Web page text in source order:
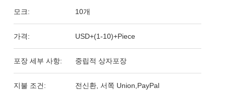
모크: 10개
가격: USD+(1-10)+Piece
포장 세부 사항: 중립적 상자포장
지불 조건: 전신환, 서쪽 Union,PayPal